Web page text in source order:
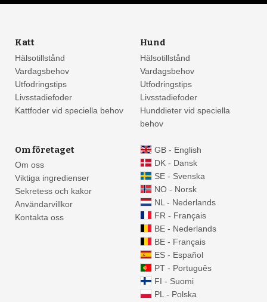
Katt
Hälsotillstånd
Vardagsbehov
Utfodringstips
Livsstadiefoder
Kattfoder vid speciella behov
Hund
Hälsotillstånd
Vardagsbehov
Utfodringstips
Livsstadiefoder
Hunddieter vid speciella
behov
Om företaget
Om oss
Viktiga ingredienser
Sekretess och kakor
Användarvillkor
Kontakta oss
GB - English
DK - Dansk
SE - Svenska
NO - Norsk
NL - Nederlands
FR - Français
BE - Nederlands
BE - Français
ES - Español
PT - Português
FI - Suomi
PL - Polska